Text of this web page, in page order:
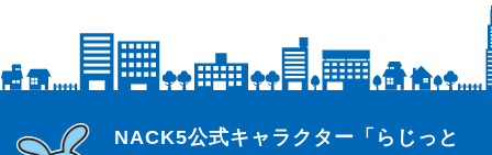
らじっと君
NACK5公式キャラクター「らじっと